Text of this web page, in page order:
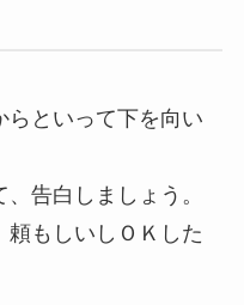
らといって下を向い
告白しましょう。
頼もしいしＯＫした